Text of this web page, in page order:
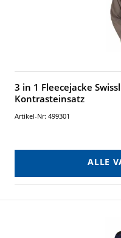
3 in 1 Fleecejacke
Kontrasteinsatz
Artikel-Nr: 499301
ALLE